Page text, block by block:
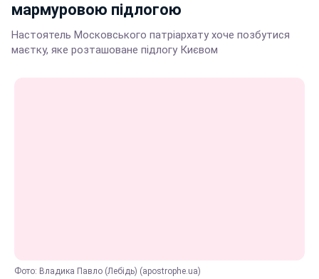
мармуровою підлогою
Настоятель Московського патріархату хоче позбутися
маєтку, яке розташоване підлогу Києвом
Фото: Владика Павло (Лебідь) (apostrophe.ua)